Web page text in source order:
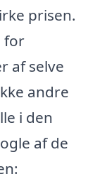
prisen.
for
af selve
andre
i den
af de